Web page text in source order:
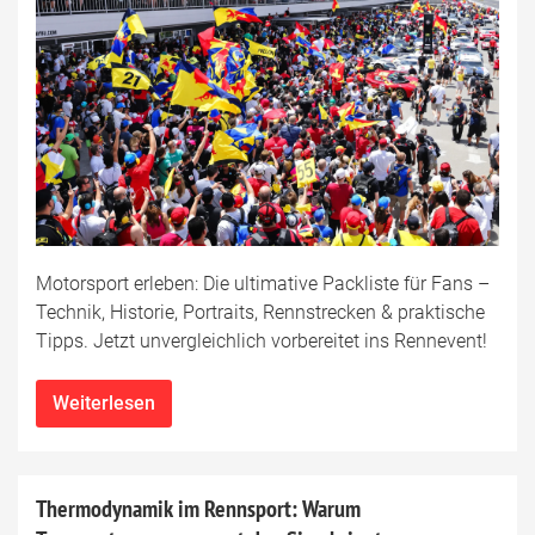
Motorsport erleben: Die ultimative Packliste für Fans –
Technik, Historie, Portraits, Rennstrecken & praktische
Tipps. Jetzt unvergleichlich vorbereitet ins Rennevent!
Weiterlesen
Thermodynamik im Rennsport: Warum